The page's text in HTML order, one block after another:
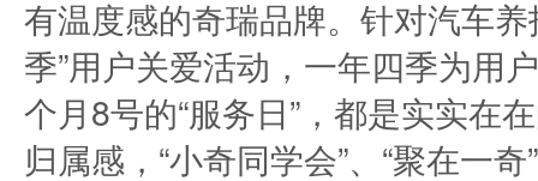
有温度感的奇瑞品牌。针对汽车
季”用户关爱活动，一年四季为用
个月8号的“服务日”，都是实实在
归属感，“小奇同学会”、“聚在一